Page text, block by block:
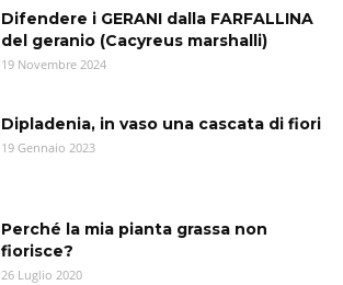
Difendere i GERANI dalla FARFALLINA
del geranio (Cacyreus marshalli)
19 Novembre 2024
Dipladenia, in vaso una cascata di fiori
19 Gennaio 2023
Perché la mia pianta grassa non
fiorisce?
26 Luglio 2020